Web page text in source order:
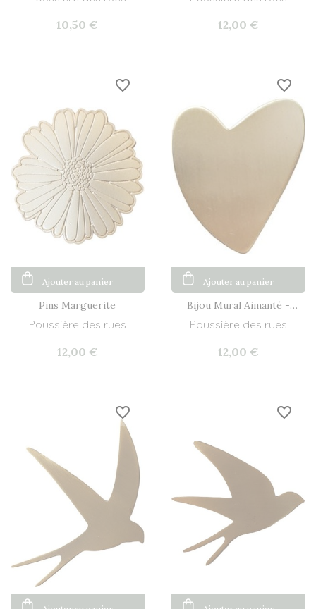
10,50 €
12,00 €
Pins Marguerite
Poussière des rues
12,00 €
Ajouter au panier
favorite_border
Bijou Mural Aimanté -
Coeur
Poussière des rues
12,00 €
Ajouter au panier
favorite_border
favorite_border favorite_border